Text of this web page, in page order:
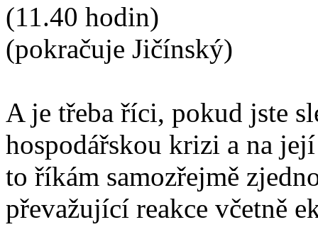
(11.40 hodin)
(pokračuje Jičínský)
A je třeba říci, pokud jste
hospodářskou krizi a na
to říkám samozřejmě
převažující reakce včetně